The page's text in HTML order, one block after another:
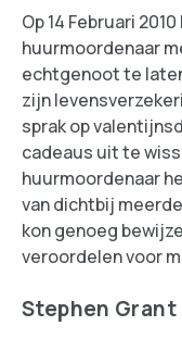
Op 14 Februari
huurmoordenaar
echtgenoot te
zijn
sprak op
cadeaus uit te
huurmoordenaar
van dichtbij
kon genoeg
veroordelen voor
Stephen Grant